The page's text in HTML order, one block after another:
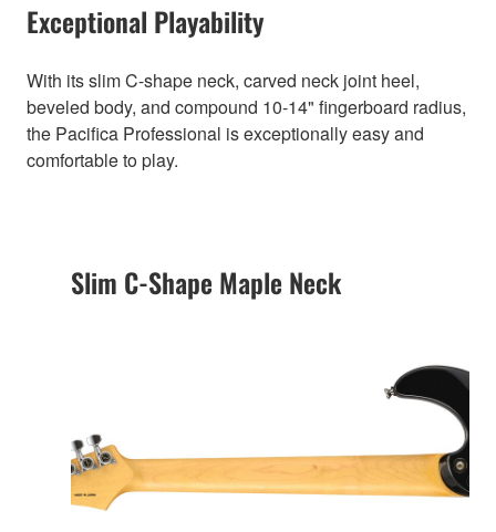
Exceptional Playability
With its slim C-shape neck, carved neck joint heel,
beveled body, and compound 10-14" fingerboard radius,
the Pacifica Professional is exceptionally easy and
comfortable to play.
Slim C-Shape Maple Neck